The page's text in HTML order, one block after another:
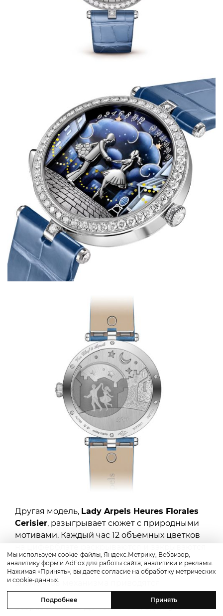
Другая модель, Lady Arpels Heures Florales
Cerisier, разыгрывает сюжет с природными
мотивами. Каждый час 12 объемных цветков
в случайном порядке, показывая время
в виде флористического представления. 166
элементов механизма приводятся
в движение модулем, полностью
разработанным Домом, чтобы вдохнуть
Мы используем cookie-файлы, Яндекс.Метрику, Вебвизор,
аналитику форм и AdFox для работы сайта, аналитики и рекламы.
Нажимая «Принять», вы даете согласие на обработку метрических
и cookie-данных.
Подробнее Принять